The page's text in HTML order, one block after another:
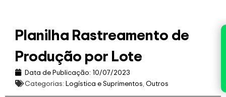
Planilha Rastreamento de
Produção por Lote
Data de Publicação: 10/07/2023
Categorias: Logística e Suprimentos, Outros